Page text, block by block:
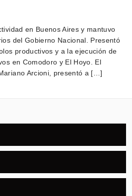
en Buenos Aires y mantuvo
del Gobierno Nacional. Presentó
productivos y a la ejecución de
en Comodoro y El Hoyo. El
Arcioni, presentó a […]